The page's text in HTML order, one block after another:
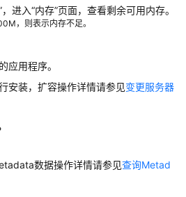
，进入“内存”页面，查看剩余可用内存。
，则表示内存不足。
应用程序。
安装，扩容操作详情请参见变更服务器
数据操作详情请参见查询Metad